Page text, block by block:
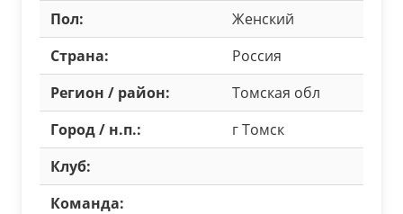
Пол:
Женский
Страна:
Россия
Регион / район:
Томская обл
Город / н.п.:
г Томск
Клуб:
Команда: